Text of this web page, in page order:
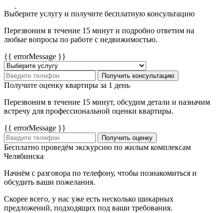
Выберите услугу и получите бесплатную консультацию
Перезвоним в течение 15 минут и подробно ответим на
любые вопросы по работе с недвижимостью.
{{ errorMessage }}
Получить консультацию
Получите оценку квартиры за 1 день
Перезвоним в течение 15 минут, обсудим детали и назначим
встречу для профессиональной оценки квартиры.
{{ errorMessage }}
Получить оценку
Бесплатно проведём экскурсию по жилым комплексам
Челябинска
Начнём с разговора по телефону, чтобы познакомиться и
обсудить ваши пожелания.
Скорее всего, у нас уже есть несколько шикарных
предложений, подходящих под ваши требования.